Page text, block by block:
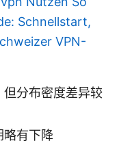
Schnellstart,
VPN-
分布密度差异较
略有下降